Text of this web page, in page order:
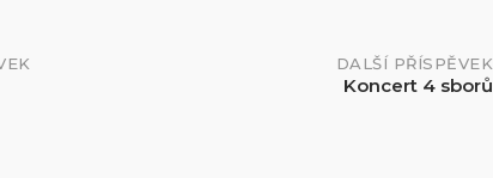
DALŠÍ PŘÍSPĚVEK
Koncert 4 sborů